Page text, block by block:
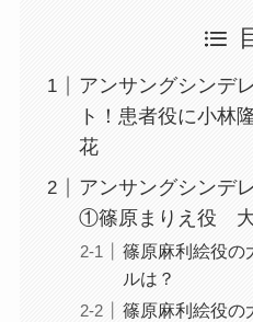
アンサングシンデ
ト！患者役に小林
花
アンサングシンデ
①篠原まりえ役
篠原麻利絵役の
ルは？
篠原麻利絵役の